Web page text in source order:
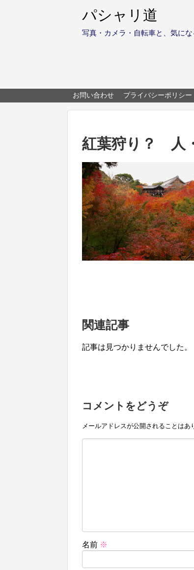
パシャリ道
写真・カメラ・自転車と、気にな
お問い合わせ プライバシーポリシー
紅葉狩り？ 人
関連記事
記事は見つかりませんでした。
コメントをどうぞ
メールアドレスが公開されることはあ
名前 ※